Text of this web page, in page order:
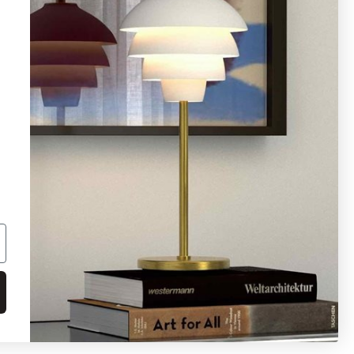
08 - 654 29 00
info@ljusbutik.se
Fler kontaktuppgifter »
Adress:
Kungsholmsgatan 6, 112 27
Stockholm